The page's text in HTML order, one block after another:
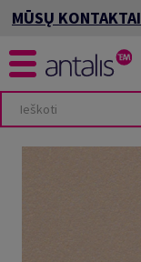
MŪSŲ KONTAKTAI